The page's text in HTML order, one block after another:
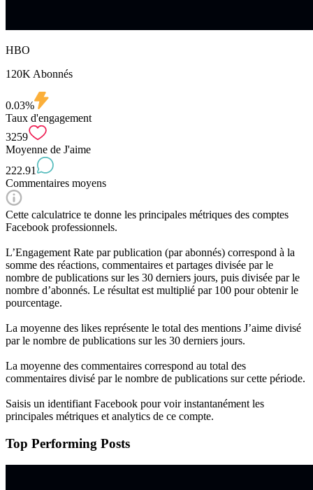
HBO
120K Abonnés
0.03%
Taux d'engagement
3259
Moyenne de J'aime
222.91
Commentaires moyens
Cette calculatrice te donne les principales métriques des comptes
Facebook professionnels.
L’Engagement Rate par publication (par abonnés) correspond à la
somme des réactions, commentaires et partages divisée par le
nombre de publications sur les 30 derniers jours, puis divisée par le
nombre d’abonnés. Le résultat est multiplié par 100 pour obtenir le
pourcentage.
La moyenne des likes représente le total des mentions J’aime divisé
par le nombre de publications sur les 30 derniers jours.
La moyenne des commentaires correspond au total des
commentaires divisé par le nombre de publications sur cette période.
Saisis un identifiant Facebook pour voir instantanément les
principales métriques et analytics de ce compte.
Top Performing Posts